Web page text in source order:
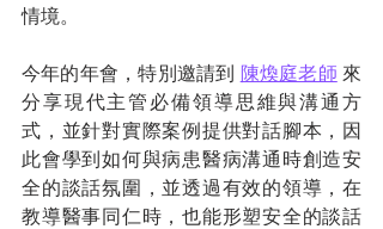
情境。
今年的年會，特別邀請到 陳煥庭老師 來
分享現代主管必備領導思維與溝通方
式，並針對實際案例提供對話腳本，因
此會學到如何與病患醫病溝通時創造安
全的談話氛圍，並透過有效的領導，在
教導醫事同仁時，也能形塑安全的談話